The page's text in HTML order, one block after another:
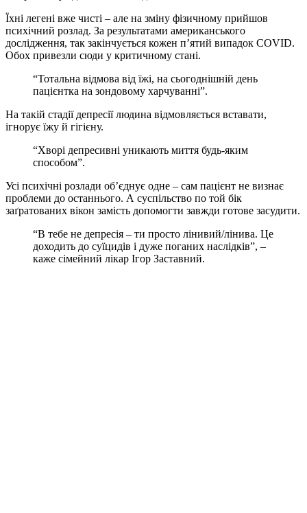
Їхні легені вже чисті – але на зміну фізичному прийшов
психічний розлад. За результатами американського
дослідження, так закінчується кожен п’ятий випадок COVID.
Обох привезли сюди у критичному стані.
“Тотальна відмова від їжі, на сьогоднішній день
пацієнтка на зондовому харчуванні”.
На такій стадії депресії людина відмовляється вставати,
ігнорує їжу й гігієну.
“Хворі депресивні уникають миття будь-яким
способом”.
Усі психічні розлади об’єднує одне – сам пацієнт не визнає
проблеми до останнього. А суспільство по той бік
заґратованих вікон замість допомогти завжди готове засудити.
“В тебе не депресія – ти просто лінивий/лінива. Це
доходить до суїцидів і дуже поганих наслідків”, –
каже сімейний лікар Ігор Заставний.